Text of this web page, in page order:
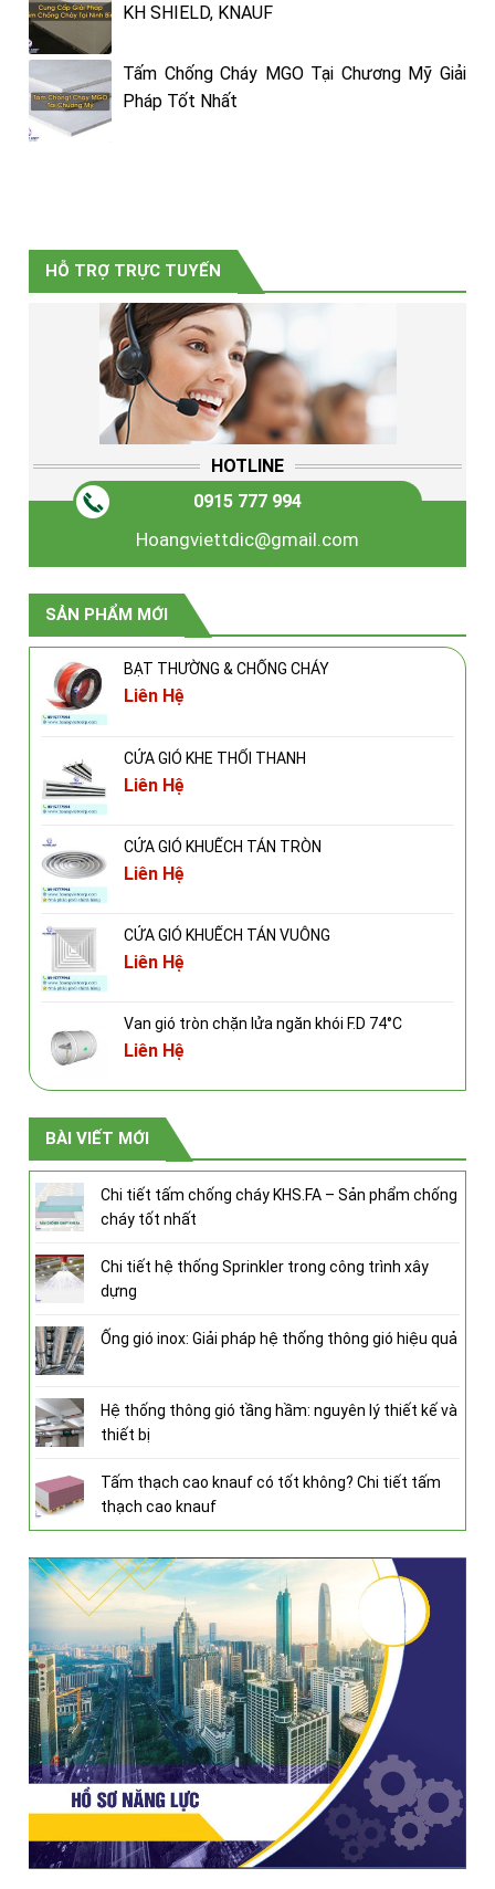
KH SHIELD, KNAUF
Tấm Chống Cháy MGO Tại Chương Mỹ Giải
Pháp Tốt Nhất
HỖ TRỢ TRỰC TUYẾN
HOTLINE
0915 777 994
Hoangviettdic@gmail.com
SẢN PHẨM MỚI
BẠT THƯỜNG & CHỐNG CHÁY
Liên Hệ
CỬA GIÓ KHE THỔI THANH
Liên Hệ
CỬA GIÓ KHUẾCH TÁN TRÒN
Liên Hệ
CỬA GIÓ KHUẾCH TÁN VUÔNG
Liên Hệ
Van gió tròn chặn lửa ngăn khói F.D 74°C
Liên Hệ
BÀI VIẾT MỚI
Chi tiết tấm chống cháy KHS.FA – Sản phẩm chống
cháy tốt nhất
Chi tiết hệ thống Sprinkler trong công trình xây
dựng
Ống gió inox: Giải pháp hệ thống thông gió hiệu quả
Hệ thống thông gió tầng hầm: nguyên lý thiết kế và
thiết bị
Tấm thạch cao knauf có tốt không? Chi tiết tấm
thạch cao knauf